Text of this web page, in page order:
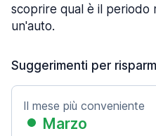
scoprire qual è il periodo
un'auto.
Suggerimenti per
Il mese più conveniente
Marzo